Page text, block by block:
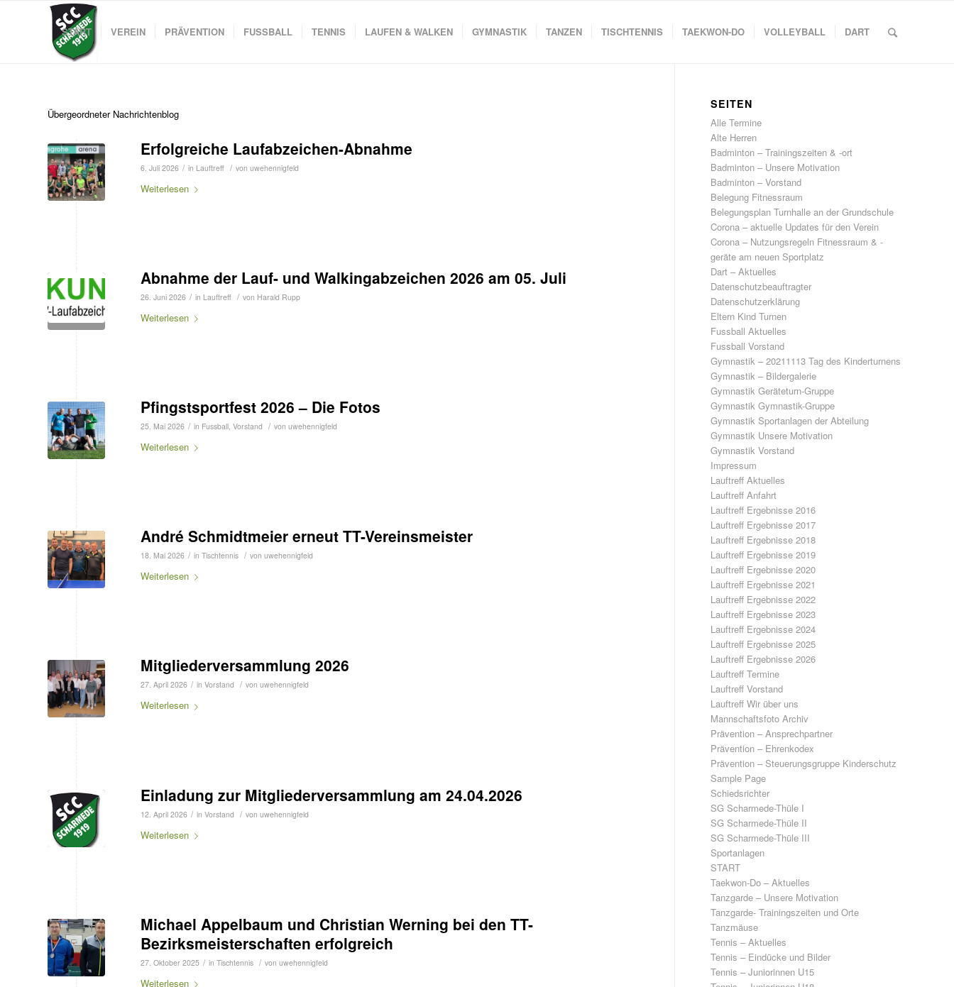
START VEREIN PRÄVENTION FUSSBALL TENNIS LAUFEN & WALKEN GYMNASTIK TANZEN TISCHTENNIS TAEKWON-DO VOLLEYBALL DART
Übergeordneter Nachrichtenblog
Erfolgreiche Laufabzeichen-Abnahme
6. Juli 2026 / in Lauftreff / von uwehennigfeld
Weiterlesen
Abnahme der Lauf- und Walkingabzeichen 2026 am 05. Juli
26. Juni 2026 / in Lauftreff / von Harald Rupp
Weiterlesen
Pfingstsportfest 2026 – Die Fotos
25. Mai 2026 / in Fussball, Vorstand / von uwehennigfeld
Weiterlesen
André Schmidtmeier erneut TT-Vereinsmeister
18. Mai 2026 / in Tischtennis / von uwehennigfeld
Weiterlesen
Mitgliederversammlung 2026
27. April 2026 / in Vorstand / von uwehennigfeld
Weiterlesen
Einladung zur Mitgliederversammlung am 24.04.2026
12. April 2026 / in Vorstand / von uwehennigfeld
Weiterlesen
Michael Appelbaum und Christian Werning bei den TT-
Bezirksmeisterschaften erfolgreich
27. Oktober 2025 / in Tischtennis / von uwehennigfeld
Weiterlesen
SEITEN
Alle Termine
Alte Herren
Badminton – Trainingszeiten & -ort
Badminton – Unsere Motivation
Badminton – Vorstand
Belegung Fitnessraum
Belegungsplan Turnhalle an der Grundschule
Corona – aktuelle Updates für den Verein
Corona – Nutzungsregeln Fitnessraum & -
geräte am neuen Sportplatz
Dart – Aktuelles
Datenschutzbeauftragter
Datenschutzerklärung
Eltern Kind Turnen
Fussball Aktuelles
Fussball Vorstand
Gymnastik – 20211113 Tag des Kinderturnens
Gymnastik – Bildergalerie
Gymnastik Geräteturn-Gruppe
Gymnastik Gymnastik-Gruppe
Gymnastik Sportanlagen der Abteilung
Gymnastik Unsere Motivation
Gymnastik Vorstand
Impressum
Lauftreff Aktuelles
Lauftreff Anfahrt
Lauftreff Ergebnisse 2016
Lauftreff Ergebnisse 2017
Lauftreff Ergebnisse 2018
Lauftreff Ergebnisse 2019
Lauftreff Ergebnisse 2020
Lauftreff Ergebnisse 2021
Lauftreff Ergebnisse 2022
Lauftreff Ergebnisse 2023
Lauftreff Ergebnisse 2024
Lauftreff Ergebnisse 2025
Lauftreff Ergebnisse 2026
Lauftreff Termine
Lauftreff Vorstand
Lauftreff Wir über uns
Mannschaftsfoto Archiv
Prävention – Ansprechpartner
Prävention – Ehrenkodex
Prävention – Steuerungsgruppe Kinderschutz
Sample Page
Schiedsrichter
SG Scharmede-Thüle I
SG Scharmede-Thüle II
SG Scharmede-Thüle III
Sportanlagen
START
Taekwon-Do – Aktuelles
Tanzgarde – Unsere Motivation
Tanzgarde- Trainingszeiten und Orte
Tanzmäuse
Tennis – Aktuelles
Tennis – Eindücke und Bilder
Tennis – Juniorinnen U15